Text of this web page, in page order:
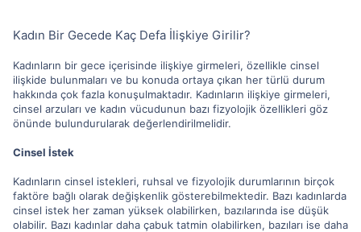
Kadın Bir Gecede Kaç Defa İlişkiye Girilir?
Kadınların bir gece içerisinde ilişkiye girmeleri, özellikle cinsel
ilişkide bulunmaları ve bu konuda ortaya çıkan her türlü durum
hakkında çok fazla konuşulmaktadır. Kadınların ilişkiye girmeleri,
cinsel arzuları ve kadın vücudunun bazı fizyolojik özellikleri göz
önünde bulundurularak değerlendirilmelidir.
Cinsel İstek
Kadınların cinsel istekleri, ruhsal ve fizyolojik durumlarının birçok
faktöre bağlı olarak değişkenlik gösterebilmektedir. Bazı kadınlarda
cinsel istek her zaman yüksek olabilirken, bazılarında ise düşük
olabilir. Bazı kadınlar daha çabuk tatmin olabilirken, bazıları ise daha